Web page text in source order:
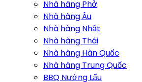
Nhà hàng Phở
Nhà hàng Âu
Nhà hàng Nhật
Nhà hàng Thái
Nhà hàng Hàn Quốc
Nhà hàng Trung Quốc
BBQ Nướng Lẩu